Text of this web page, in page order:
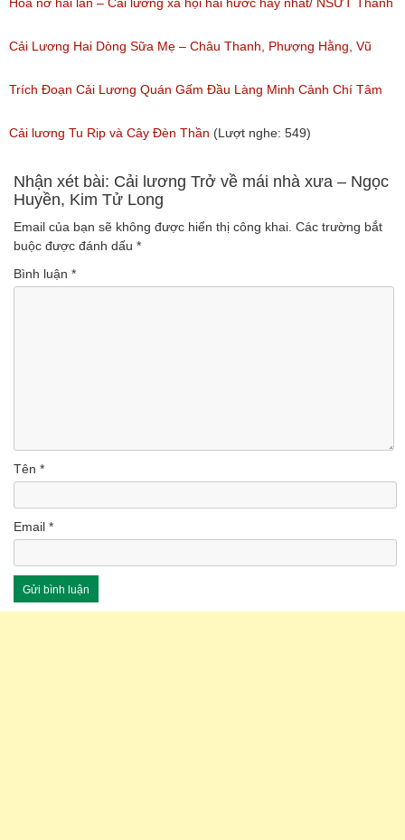
Ngân, NSƯT Vũ Linh
(Lượt nghe: 191)
Cải Lương Hai Dòng Sữa Mẹ – Châu Thanh, Phượng Hằng, Vũ
Minh Vương, Linh Vương, Phương Hồng Thủy
(Lượt nghe: 609)
Trích Đoạn Cải Lương Quán Gấm Đầu Làng Minh Cảnh Chí Tâm
(Lượt nghe: 285)
Cải lương Tu Rip và Cây Đèn Thần (Lượt nghe: 549)
Nhận xét bài: Cải lương Trở về mái nhà xưa – Ngọc
Huyền, Kim Tử Long
Email của bạn sẽ không được hiển thị công khai. Các trường bắt
buộc được đánh dấu *
Bình luận *
Tên *
Email *